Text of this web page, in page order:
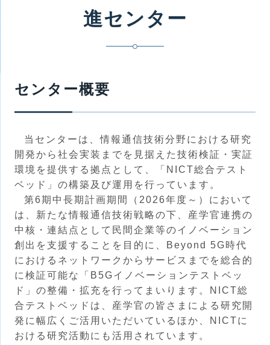
進センター
センター概要
当センターは、情報通信技術分野における研究
開発から社会実装までを見据えた技術検証・実証
環境を提供する拠点として、「NICT総合テスト
ベッド」の構築及び運用を行っています。
第6期中長期計画期間（2026年度～）において
は、新たな情報通信技術戦略の下、産学官連携の
中核・連結点として民間企業等のイノベーション
創出を支援することを目的に、Beyond 5G時代
におけるネットワークからサービスまでを総合的
に検証可能な「B5Gイノベーションテストベッ
ド」の整備・拡充を行ってまいります。NICT総
合テストベッドは、産学官の皆さまによる研究開
発に幅広くご活用いただいているほか、NICTに
おける研究活動にも活用されています。